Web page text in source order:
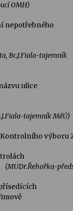
OMH)
nepotřebného
Bc.J.Fiala-tajemník
ulice
tajemník MěÚ)
výboru
(MUDr.Řehořka-